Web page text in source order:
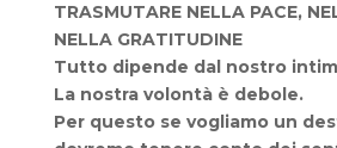
TRASMUTARE NELLA PACE,
NELLA GRATITUDINE
Tutto dipende dal nostro
La nostra volontà è debole.
Per questo se vogliamo un